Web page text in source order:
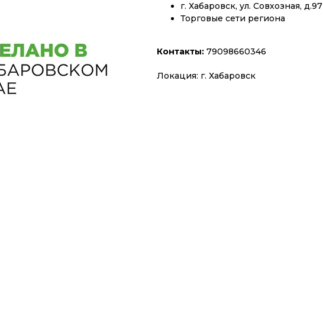
г. Хабаровск, ул. Совхозная, д.97
Торговые сети региона
Контакты: 79098660346
Локация: г. Хабаровск